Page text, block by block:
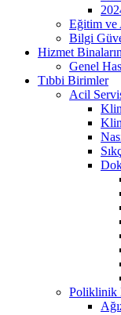
Eğitim ve
Bilgi
Hizmet
Genel
Tıbbi Birimler
Acil
Poliklinik